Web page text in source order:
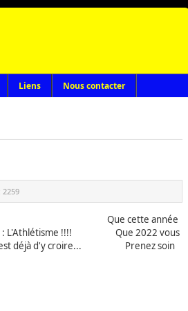
Liens Nous contacter
2259
année
: L'Athlétisme !!!! Que 2022 vous
est déjà d'y croire... Prenez soin